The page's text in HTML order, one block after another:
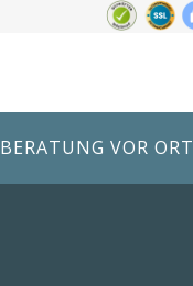
BERATUNG VOR ORT